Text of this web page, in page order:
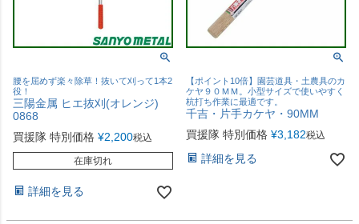
腰を屈めず楽々除草！抜いて刈って1本2
役！
三陽金属 ヒエ抜刈(オレンジ)
0868
買援隊 特別価格 ¥2,200税込
在庫切れ
詳細を見る
【ポイント10倍】園芸道具・土農具のカ
ケヤ９０ＭＭ。小型サイズで使いやすく
杭打ち作業に最適です。
千吉・片手カケヤ・90MM
買援隊 特別価格 ¥3,182税込
詳細を見る